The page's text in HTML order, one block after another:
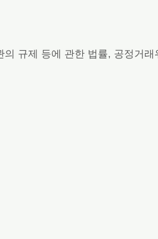
규제 등에 관한 법률, 공정거래